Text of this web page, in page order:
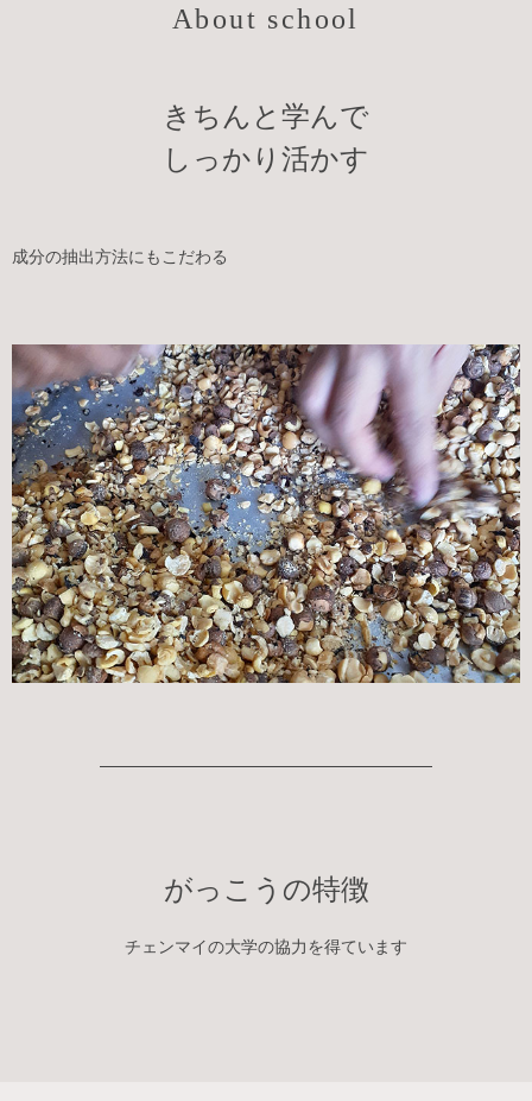
About school
きちんと学んで
しっかり活かす
成分の抽出方法にもこだわる
がっこうの特徴
チェンマイの大学の協力を得ています